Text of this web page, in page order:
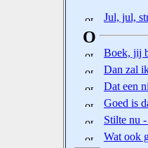
Jul, jul,
O
Boek, jij
Dan zal
Dat een
Goed is
Stilte nu
Wat ook